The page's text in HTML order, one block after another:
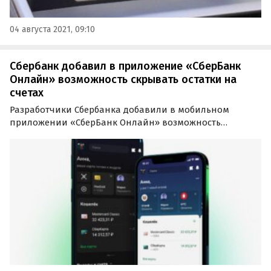
04 августа 2021, 09:10
Сбербанк добавил в приложение «СберБанк
Онлайн» возможность скрывать остатки на
счетах
Разработчики Сбербанка добавили в мобильном
приложении «СберБанк Онлайн» возможность
«Мир» в Apple Pay, а также улучшили «Диалоги».